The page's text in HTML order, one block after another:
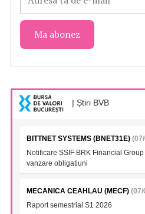
| Știri BVB
BITTNET SYSTEMS (BNET31E)
Notificare SSIF BRK Financial
vanzare obligatiuni
MECANICA CEAHLAU (MECF) (07/
Raport semestrial S1 2026